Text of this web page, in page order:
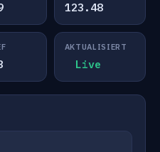
123.48
AKTUALISIERT
Live